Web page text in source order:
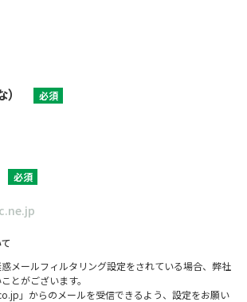
必須
必須
メールフィルタリング設定をされている場合、弊社
とがございます。
」からのメールを受信できるよう、設定をお願い